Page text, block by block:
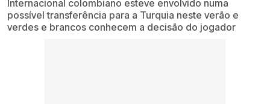
Internacional colombiano esteve envolvido numa
possível transferência para a Turquia neste verão e
verdes e brancos conhecem a decisão do jogador